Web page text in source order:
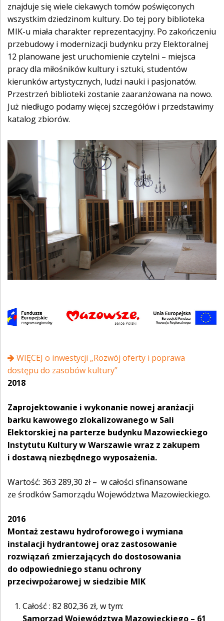
znajduje się wiele ciekawych tomów poświęconych
wszystkim dziedzinom kultury. Do tej pory biblioteka
MIK-u miała charakter reprezentacyjny. Po zakończeniu
przebudowy i modernizacji budynku przy Elektoralnej
12 planowane jest uruchomienie czytelni – miejsca
pracy dla miłośników kultury i sztuki, studentów
kierunków artystycznych, ludzi nauki i pasjonatów.
Przestrzeń biblioteki zostanie zaaranżowana na nowo.
Już niedługo podamy więcej szczegółów i przedstawimy
katalog zbiorów.
WIĘCEJ o inwestycji „Rozwój oferty i poprawa
dostępu do zasobów kultury”
2018
Zaprojektowanie i wykonanie nowej aranżacji
barku kawowego zlokalizowanego w Sali
Elektorskiej na parterze budynku Mazowieckiego
Instytutu Kultury w Warszawie wraz z zakupem
i dostawą niezbędnego wyposażenia.
Wartość: 363 289,30 zł – w całości sfinansowane
ze środków Samorządu Województwa Mazowieckiego.
2016
Montaż zestawu hydroforowego i wymiana
instalacji hydrantowej oraz zastosowanie
rozwiązań zmierzających do dostosowania
do odpowiedniego stanu ochrony
przeciwpożarowej w siedzibie MIK
Całość : 82 802,36 zł, w tym:
Samorząd Województwa Mazowieckiego – 61